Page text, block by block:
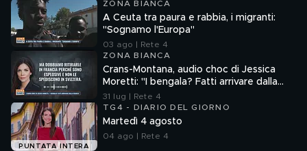
ZONA BIANCA
A Ceuta tra paura e rabbia, i migranti:
"Sognamo l'Europa"
03 ago | Rete 4
ZONA BIANCA
Crans-Montana, audio choc di Jessica
Moretti: "I bengala? Fatti arrivare dalla
Francia"
31 lug | Rete 4
PUNTATA INTERA
TG4 - DIARIO DEL GIORNO
Martedì 4 agosto
04 ago | Rete 4